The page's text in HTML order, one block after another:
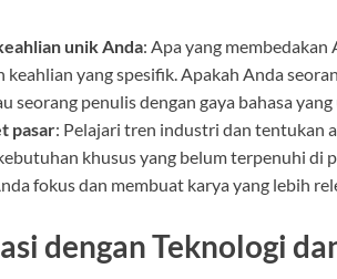
unik Anda: Apa yang membedakan
keahlian yang spesifik. Apakah Anda
seorang penulis dengan gaya bahasa yang
pasar: Pelajari tren industri dan tentukan
khusus yang belum terpenuhi di
fokus dan membuat karya yang lebih
dengan Teknologi